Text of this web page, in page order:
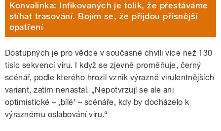
Konvalinka: Infikovaných je tolik, že přestáváme
stíhat trasování. Bojím se, že přijdou přísnější
opatření
Dostupných je pro vědce v současné chvíli více než 130
tisíc sekvencí viru. I když se zjevně proměňuje, černý
scénář, podle kterého hrozil vznik výrazně virulentnějších
variant, zatím nenastal. „Nepotvrzují se ale ani
optimistické – ‚bílé‘ – scénáře, kdy by docházelo k
výraznému oslabování viru.“